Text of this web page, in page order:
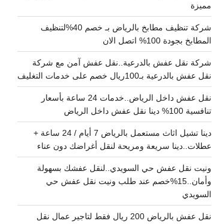
مميزة
شركة تنظيف مطابخ بالرياض بـ خصم 40%لتنظيف
المطابخ بجودة 100% اتصل الان
شركة نقل عفش بالدرعية..نقل عفش آمن مع شركة
نقل عفش بالدرعية بـ100ريال خصم على خدمات التغليف
نقل عفش داخل الرياض..خدمات 24 ساعة بأسعار
تنافسية 100% دينا نقل عفش داخل الرياض
دينا تشيل اثاث مستعمل بالرياض 7 أيام / 24 ساعة +
عطلات..دينا سريعة ومريحة لنقل أغراضك دون عناء
ونيت نقل عفش حي السويدي..لنقل عفشك بسهولة
وأمان..15%خصم عند طلب ونيت نقل عفش حي
السويدي
نقل عفش بالرياض 200 ريال فقط لتاجير عمال نقل